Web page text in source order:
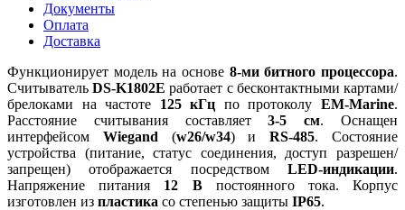
Документы
Оплата
Доставка
Функционирует модель на основе 8-ми битного процессора.
СчитывательDS-K1802E работает с бесконтактными картами/
брелоками на частоте 125 кГц по протоколуEM-Marine.
Расстояние считывания составляет3-5 см. Оснащен
интерфейсом Wiegand (w26/w34) иRS-485. Состояние
устройства (питание, статус соединения, доступ разрешен/
запрещен) отображается посредством LED-индикации.
Напряжение питания 12 Впостоянного тока. Корпус
изготовлен из пластика со степенью защиты IP65.